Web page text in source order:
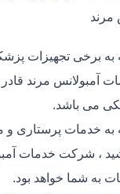
مرند
برخی تجهیزات
آمبولانس مرند قادر
می باشد.
خدمات پرستاری و
، شرکت خدمات
به شما خواهد بود.